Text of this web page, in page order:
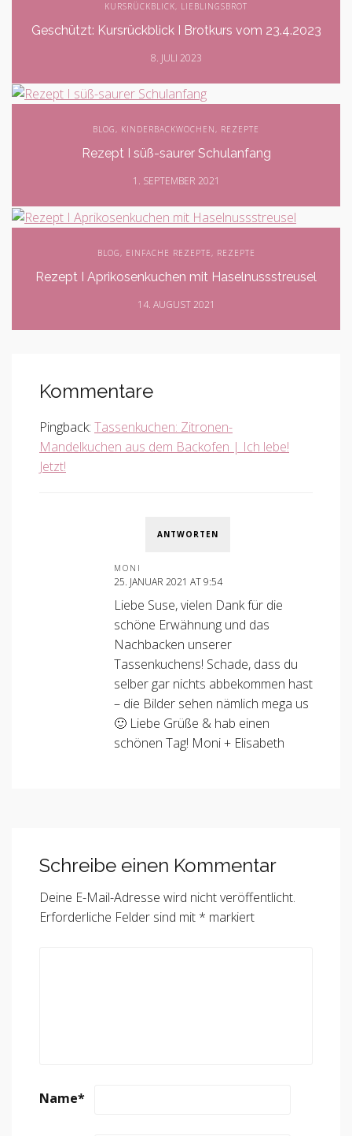
KURSRÜCKBLICK, LIEBLINGSBROT
Geschützt: Kursrückblick I Brotkurs vom 23.4.2023
8. JULI 2023
BLOG, KINDERBACKWOCHEN, REZEPTE
Rezept I süß-saurer Schulanfang
1. SEPTEMBER 2021
BLOG , EINFACHE REZEPTE , REZEPTE
Rezept I Aprikosenkuchen mit Haselnussstreusel
14. AUGUST 2021
Kommentare
Pingback: Tassenkuchen: Zitronen-
Mandelkuchen aus dem Backofen | Ich lebe!
Jetzt!
ANTWORTEN
MONI
25. JANUAR 2021 AT 9:54
Liebe Suse, vielen Dank für die
schöne Erwähnung und das
Nachbacken unserer
Tassenkuchens! Schade, dass du
selber gar nichts abbekommen hast
– die Bilder sehen nämlich mega us
🙂 Liebe Grüße & hab einen
schönen Tag! Moni + Elisabeth
Schreibe einen Kommentar
Deine E-Mail-Adresse wird nicht veröffentlicht.
Erforderliche Felder sind mit * markiert
Name*